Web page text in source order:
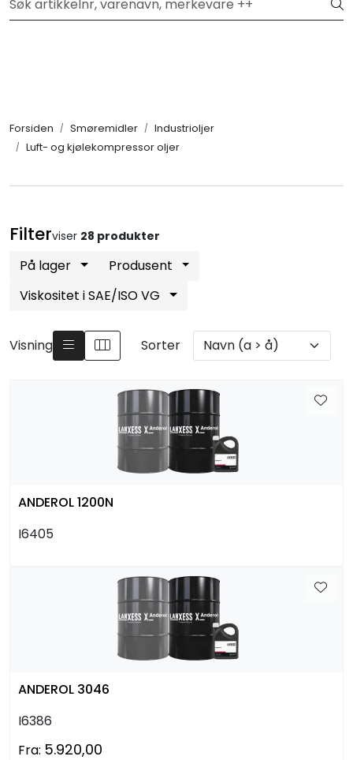
Skip to main content Hei, velkommen inn!
Forsiden Smøremidler
Industrioljer
Luft- og kjølekompressor oljer
Filterviser 28 produkter
På lager
Produsent
Viskositet i SAE/ISO VG
Visning Sorter
ANDEROL 1200N
I6405
ANDEROL 3046
I6386
Fra: 5.920,00
Kjemikalier
Transmisjon
Kontor og kantineprodukter